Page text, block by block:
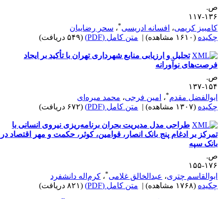
۱۱۷
کریمی، افسانه ادریسی ،سحر رضاییان
(۱۶۱۰ مشاهده) | متن کامل (PDF) (۵۴۹ دریافت)
تحلیل و ارزیابی منابع شهرداری تهران با تأکید بر ایجاد
نوآورانه
۱۳۷
مقدم ،امین فرجی، محمد میره‌ای
(۱۳۰۷ مشاهده) | متن کامل (PDF) (۶۷۲ دریافت)
طراحی مدل مدیریت بحران برنامه‌ریزی نیروی انسانی با
بر ادغام پنج بانک انصار، قوامین، کوثر، حکمت و مهر اقتصاد در
سپه
۱۵۵
چتری ،عبدالخالق غلامی ،کرم‌اله دانشفرد
(۱۷۶۸ مشاهده) | متن کامل (PDF) (۸۲۱ دریافت)